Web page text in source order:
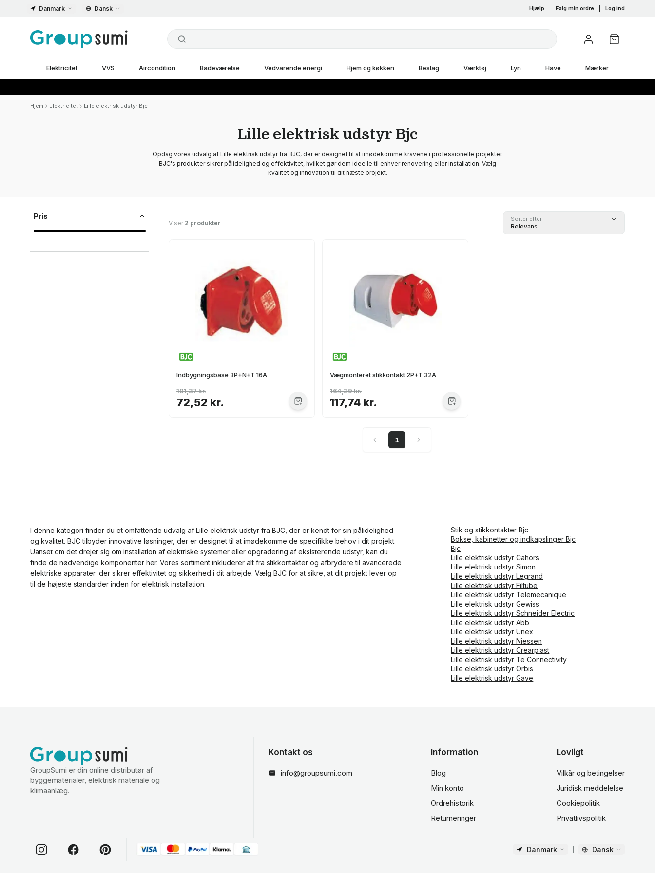
Danmark Dansk Hjælp Følg min ordre Log ind
Elektricitet VVS Aircondition Badeværelse Vedvarende energi Hjem og køkken Beslag Værktøj Lyn Have Mærker
Hjem Elektricitet Lille elektrisk udstyr Bjc
Lille elektrisk udstyr Bjc
Opdag vores udvalg af Lille elektrisk udstyr fra BJC, der er designet til at imødekomme kravene i professionelle projekter.
BJC's produkter sikrer pålidelighed og effektivitet, hvilket gør dem ideelle til enhver renovering eller installation. Vælg
kvalitet og innovation til dit næste projekt.
Pris
Viser 2 produkter
Sorter efter
Relevans
Indbygningsbase 3P+N+T 16A
72,52 kr.
101,37 kr.
Vægmonteret stikkontakt 2P+T 32A
117,74 kr.
164,39 kr.
1
I denne kategori finder du et omfattende udvalg af Lille elektrisk udstyr fra BJC, der er kendt for sin pålidelighed
og kvalitet. BJC tilbyder innovative løsninger, der er designet til at imødekomme de specifikke behov i dit projekt.
Uanset om det drejer sig om installation af elektriske systemer eller opgradering af eksisterende udstyr, kan du
finde de nødvendige komponenter her. Vores sortiment inkluderer alt fra stikkontakter og afbrydere til avancerede
elektriske apparater, der sikrer effektivitet og sikkerhed i dit arbejde. Vælg BJC for at sikre, at dit projekt lever op
til de højeste standarder inden for elektrisk installation.
Stik og stikkontakter Bjc
Bokse, kabinetter og indkapslinger Bjc
Bjc
Lille elektrisk udstyr Cahors
Lille elektrisk udstyr Simon
Lille elektrisk udstyr Legrand
Lille elektrisk udstyr Filtube
Lille elektrisk udstyr Telemecanique
Lille elektrisk udstyr Gewiss
Lille elektrisk udstyr Schneider Electric
Lille elektrisk udstyr Abb
Lille elektrisk udstyr Unex
Lille elektrisk udstyr Niessen
Lille elektrisk udstyr Crearplast
Lille elektrisk udstyr Te Connectivity
Lille elektrisk udstyr Orbis
Lille elektrisk udstyr Gave
GroupSumi er din online distributør af
byggematerialer, elektrisk materiale og
klimaanlæg.
Kontakt os
info@groupsumi.com
Information
Blog
Min konto
Ordrehistorik
Returneringer
Lovligt
Vilkår og betingelser
Juridisk meddelelse
Cookiepolitik
Privatlivspolitik
Danmark Dansk